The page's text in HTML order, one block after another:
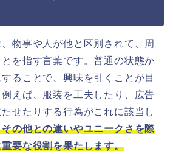
、物事や人が他と区別されて、周
を指す言葉です。普通の状態か
ることで、興味を引くことが目
えば、服装を工夫したり、広告
せたりする行為がこれに該当し
の他との違いやユニークさを際
要な役割を果たします。